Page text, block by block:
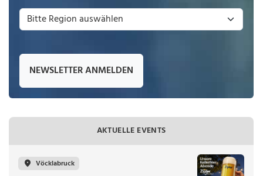
NEWSLETTER ANMELDEN
AKTUELLE EVENTS
Vöcklabruck